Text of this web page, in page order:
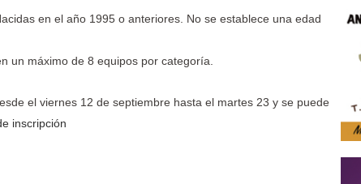
en el año 1995 o anteriores. No se establece una edad
un máximo de 8 equipos por categoría.
el viernes 12 de septiembre hasta el martes 23 y se puede
inscripción